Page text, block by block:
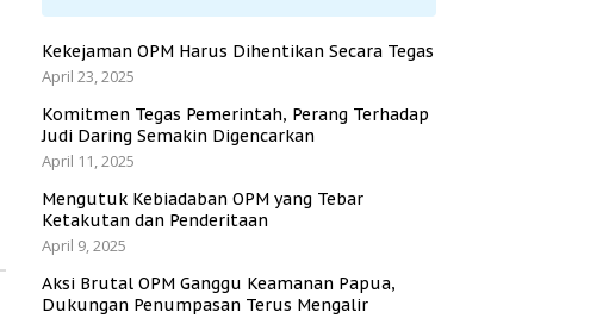
Kekejaman OPM Harus Dihentikan Secara Tegas
April 23, 2025
Komitmen Tegas Pemerintah, Perang Terhadap
Judi Daring Semakin Digencarkan
April 11, 2025
Mengutuk Kebiadaban OPM yang Tebar
Ketakutan dan Penderitaan
April 9, 2025
Aksi Brutal OPM Ganggu Keamanan Papua,
Dukungan Penumpasan Terus Mengalir